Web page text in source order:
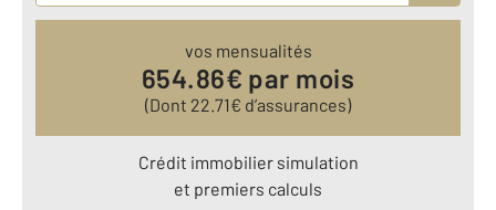
vos mensualités
654.86€ par mois
(Dont 22.71€ d’assurances)
Crédit immobilier simulation
et premiers calculs